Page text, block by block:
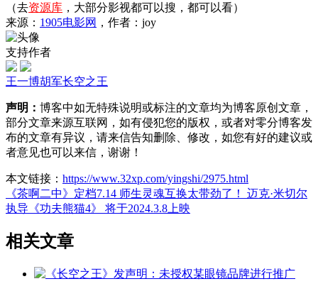
（去资源库 ，大部分影视都可以搜，都可以看）
来源： 1905电影网 ，作者：joy
支持作者
王一博胡军长空之王
声明： 博客中如无特殊说明或标注的文章均为博客原创文章，
部分文章来源互联网，如有侵犯您的版权，或者对零分博客发
布的文章有异议，请来信告知删除、修改，如您有好的建议或
者意见也可以来信，谢谢！
本文链接： https://www.32xp.com/yingshi/2975.html
《茶啊二中》定档7.14 师生灵魂互换太带劲了！ 迈克·米切尔
执导《功夫熊猫4》 将于2024.3.8上映
相关文章